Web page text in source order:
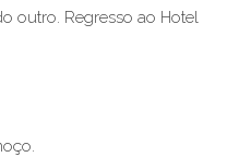
outro. Regresso ao Hotel